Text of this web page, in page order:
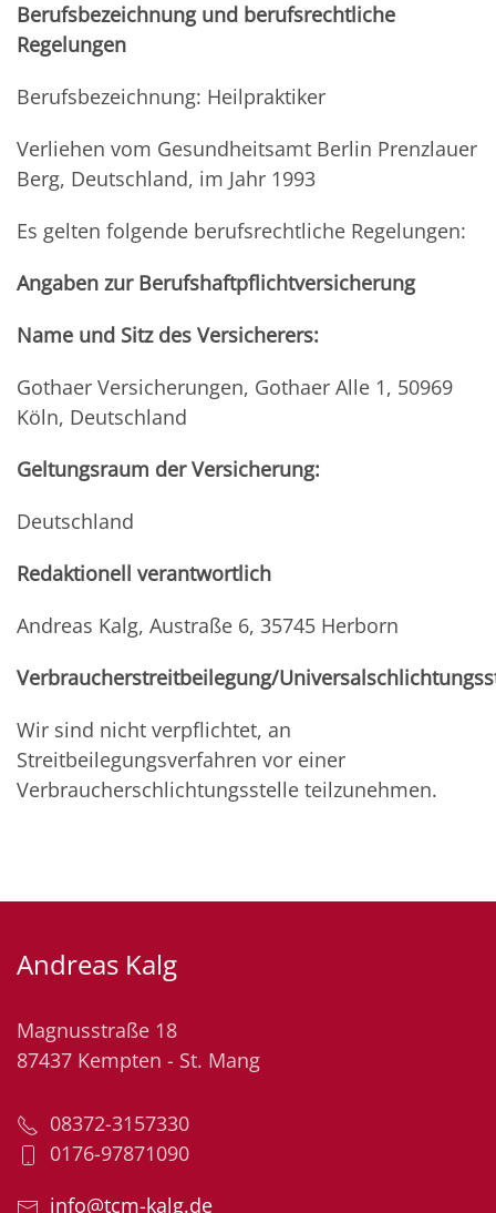
Berufsbezeichnung und berufsrechtliche
Regelungen
Berufsbezeichnung: Heilpraktiker
Verliehen vom Gesundheitsamt Berlin Prenzlauer
Berg, Deutschland, im Jahr 1993
Es gelten folgende berufsrechtliche Regelungen:
Angaben zur Berufshaftpflichtversicherung
Name und Sitz des Versicherers:
Gothaer Versicherungen, Gothaer Alle 1, 50969
Köln, Deutschland
Geltungsraum der Versicherung:
Deutschland
Redaktionell verantwortlich
Andreas Kalg, Austraße 6, 35745 Herborn
Verbraucherstreitbeilegung/
Wir sind nicht verpflichtet, an
Streitbeilegungsverfahren vor einer
Verbraucherschlichtungsstelle teilzunehmen.
Andreas Kalg
Magnusstraße 18
87437 Kempten - St. Mang
08372-3157330
0176-97871090
info@tcm-kalg.de